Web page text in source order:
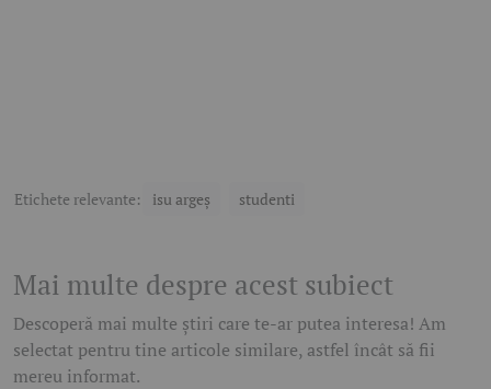
Etichete relevante: isu argeș studenti
Mai multe despre acest subiect
Descoperă mai multe știri care te-ar putea interesa! Am
selectat pentru tine articole similare, astfel încât să fii
mereu informat.